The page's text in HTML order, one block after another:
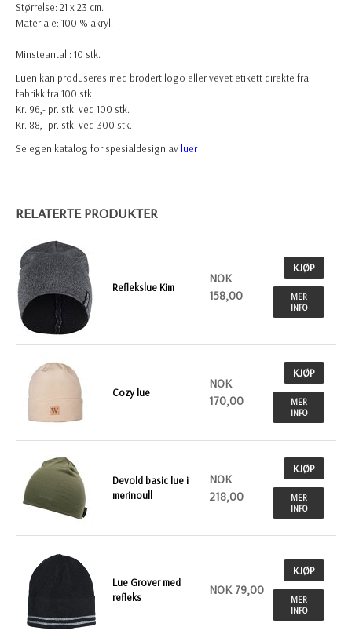
Størrelse: 21 x 23 cm.
Materiale: 100 % akryl.
Minsteantall: 10 stk.
Luen kan produseres med brodert logo eller vevet etikett direkte fra
fabrikk fra 100 stk.
Kr. 96,- pr. stk. ved 100 stk.
Kr. 88,- pr. stk. ved 300 stk.
Se egen katalog for spesialdesign av luer
RELATERTE PRODUKTER
Reflekslue Kim
NOK
158,00
KJØP
MER
INFO
Cozy lue
NOK
170,00
KJØP
MER
INFO
Devold basic lue i
merinoull
NOK
218,00
KJØP
MER
INFO
Lue Grover med
refleks
NOK 79,00
KJØP
MER
INFO